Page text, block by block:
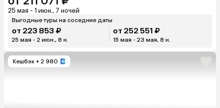
25 мая - 1 июн., 7 ночей
Выгодные туры на соседние даты
от 223 853 ₽
25 мая - 2 июн., 8 н.
от 252 551 ₽
15 мая - 23 мая, 8 н.
Кешбэк + 2 980